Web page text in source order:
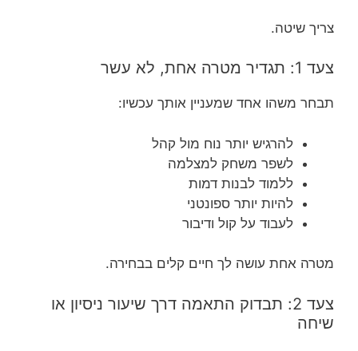
צריך שיטה.
צעד 1: תגדיר מטרה אחת, לא עשר
תבחר משהו אחד שמעניין אותך עכשיו:
להרגיש יותר נוח מול קהל
לשפר משחק למצלמה
ללמוד לבנות דמות
להיות יותר ספונטני
לעבוד על קול ודיבור
מטרה אחת עושה לך חיים קלים בבחירה.
צעד 2: תבדוק התאמה דרך שיעור ניסיון או
שיחה